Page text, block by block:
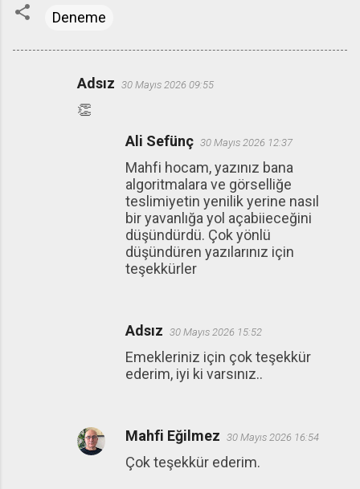
Deneme
Adsız 30 Mayıs 2026 09:55
👏
Ali Sefünç 30 Mayıs 2026 12:37
Mahfi hocam, yazınız bana
algoritmalara ve görselliğe
teslimiyetin yenilik yerine nasıl
bir yavanlığa yol açabiieceğini
düşündürdü. Çok yönlü
düşündüren yazılarınız için
teşekkürler
Adsız 30 Mayıs 2026 15:52
Emekleriniz için çok teşekkür
ederim, iyi ki varsınız..
Mahfi Eğilmez 30 Mayıs 2026 16:54
Çok teşekkür ederim.